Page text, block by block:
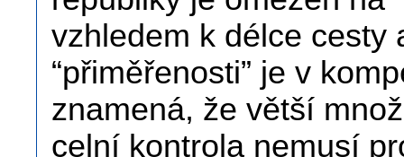
vzhledem k délce cesty
“přiměřenosti” je v
znamená, že větší
celní kontrola nemusí